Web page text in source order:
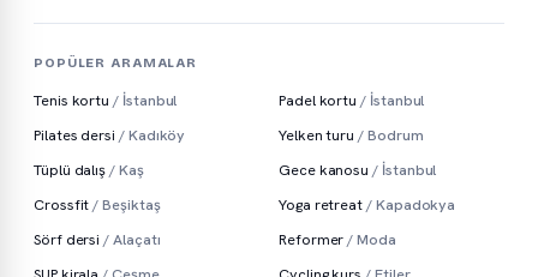
POPÜLER ARAMALAR
Tenis kortu/ İstanbul Padel kortu/ İstanbul
Pilates dersi / Kadıköy Yelken turu/ Bodrum
Tüplü dalış/ Kaş Gece kanosu/ İstanbul
Crossfit/ Beşiktaş Yoga retreat/ Kapadokya
Sörf dersi/ Alaçatı Reformer/ Moda